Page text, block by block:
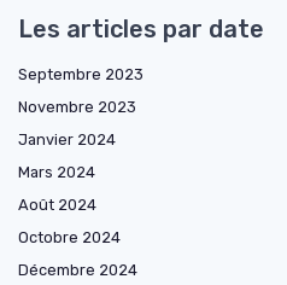
Les articles par date
Septembre 2023
Novembre 2023
Janvier 2024
Mars 2024
Août 2024
Octobre 2024
Décembre 2024